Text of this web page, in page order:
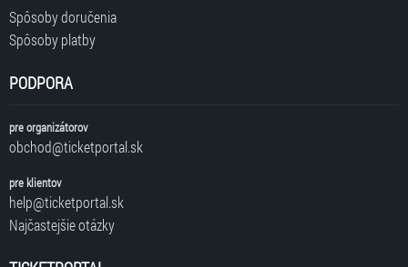
Spôsoby doručenia
Spôsoby platby
PODPORA
pre organizátorov
obchod@ticketportal.sk
pre klientov
help@ticketportal.sk
Najčastejšie otázky